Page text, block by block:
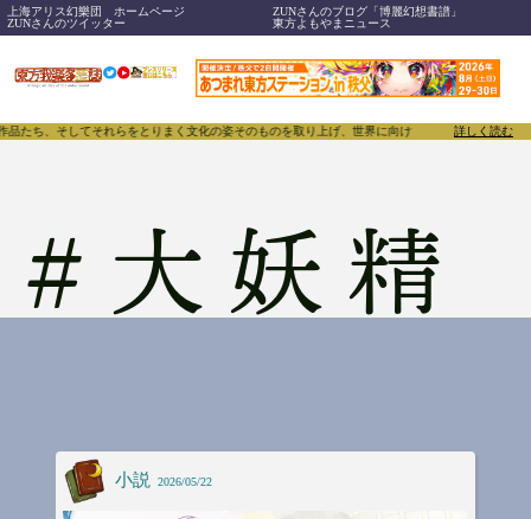
上海アリス幻樂団 ホームページ
ZUNさんのブログ「博麗幻想書譜」
ZUNさんのツイッター
東方よもやまニュース
、そしてそれらをとりまく文化の姿そのものを取り上げ、世界に向けて誇らしく発信する
詳しく読む
# 大妖精
小説 2026/05/22